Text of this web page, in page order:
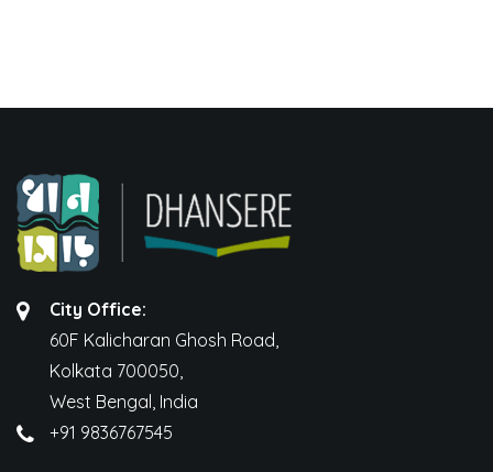
City Office:
60F Kalicharan Ghosh Road,
Kolkata 700050,
West Bengal, India
+91 9836767545